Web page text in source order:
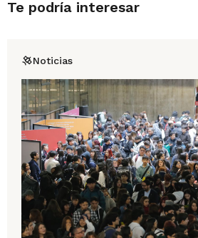
Te podría interesar
Noticias